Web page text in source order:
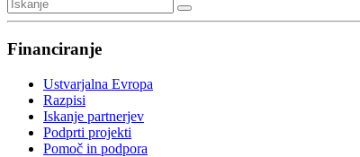
Financiranje
Ustvarjalna Evropa
Razpisi
Iskanje partnerjev
Podprti projekti
Pomoč in podpora